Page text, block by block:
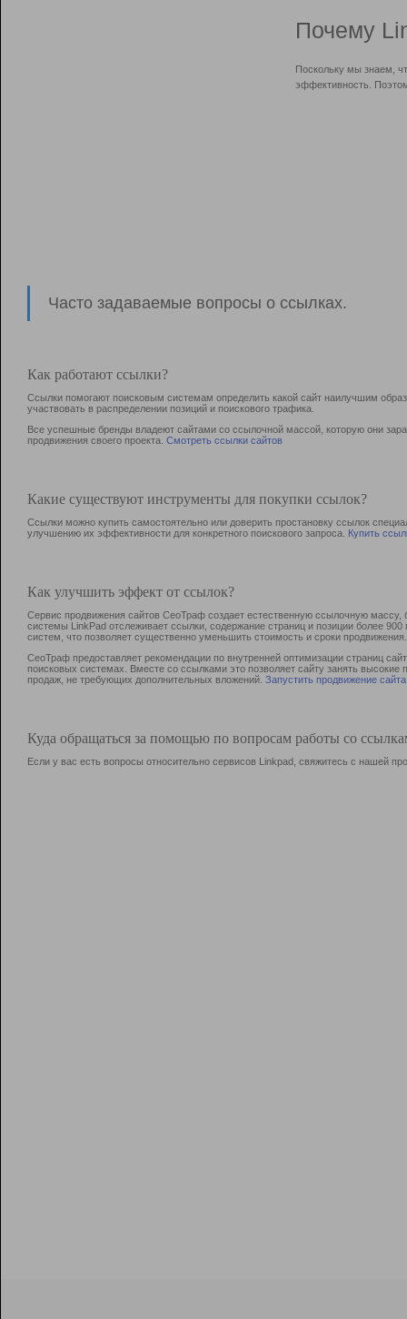
Почему
Поскольку мы знаем,
эффективность.
Часто задаваемые вопросы о ссылках.
Как работают ссылки?
Ссылки помогают поисковым системам определить какой сайт наилучшим
участвовать в раcпределении позиций и поискового трафика.
Все успешные бренды владеют сайтами со ссылочной массой, которую они
продвижения своего проекта. Смотреть ссылки сайтов
Какие существуют инструменты для покупки ссылок?
Ссылки можно купить самостоятельно или доверить простановку ссылок
улучшению их эффективности для конкретного поискового запроса. Купить
Как улучшить эффект от ссылок?
Сервис продвижения сайтов СеоТраф создает естественную ссылочную
системы LinkPad отслеживает ссылки, содержание страниц и позиции более
систем, что позволяет существенно уменьшить стоимость и сроки продвижения.
СеоТраф предоставляет рекомендации по внутренней оптимизации страниц
поисковых системах. Вместе со ссылками это позволяет сайту занять
продаж, не требующих дополнительных вложений. Запустить продвижение сайта
Куда обращаться за помощью по вопросам работы со
Если у вас есть вопросы относительно сервисов Linkpad, свяжитесь с нашей